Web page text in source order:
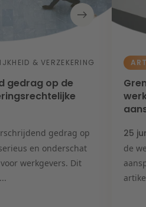
& VERZEKERING
gedrag op de
gedrag op
en onderschat
werkgevers. Dit
25
de